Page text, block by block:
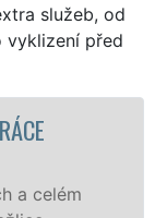
služeb, od
vyklizení před
VYKLÍZECÍ